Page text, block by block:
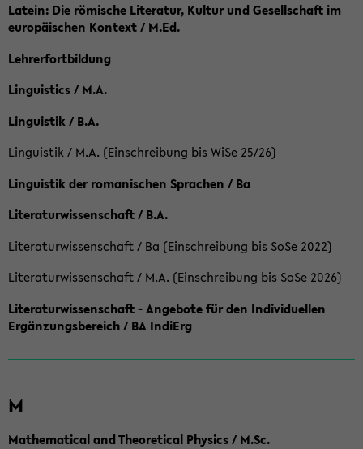
Latein: Die römische Literatur, Kultur und Gesellschaft im
europäischen Kontext / M.Ed.
Lehrerfortbildung
Linguistics / M.A.
Linguistik / B.A.
Linguistik / M.A. (Einschreibung bis WiSe 25/26)
Linguistik der romanischen Sprachen / Ba
Literaturwissenschaft / B.A.
Literaturwissenschaft / Ba (Einschreibung bis SoSe 2022)
Literaturwissenschaft / M.A. (Einschreibung bis SoSe 2026)
Literaturwissenschaft - Angebote für den Individuellen
Ergänzungsbereich / BA IndiErg
M
Mathematical and Theoretical Physics / M.Sc.